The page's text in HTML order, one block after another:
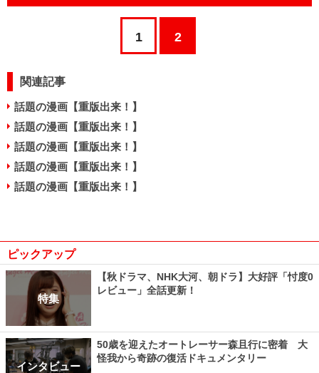
1 2
関連記事
話題の漫画【重版出来！】
話題の漫画【重版出来！】
話題の漫画【重版出来！】
話題の漫画【重版出来！】
話題の漫画【重版出来！】
ピックアップ
特集
【秋ドラマ、NHK大河、朝ドラ】大好評「忖度0
レビュー」全話更新！
インタビュー
50歳を迎えたオートレーサー森且行に密着 大
怪我から奇跡の復活ドキュメンタリー